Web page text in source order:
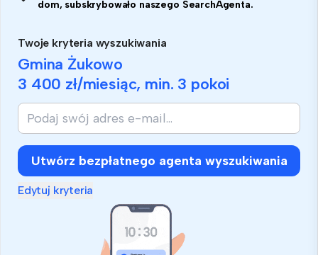
dom, subskrybowało naszego SearchAgenta.
Twoje kryteria wyszukiwania
Gmina Żukowo
3 400 zł/miesiąc, min. 3 pokoi
Utwórz bezpłatnego agenta wyszukiwania
Edytuj kryteria